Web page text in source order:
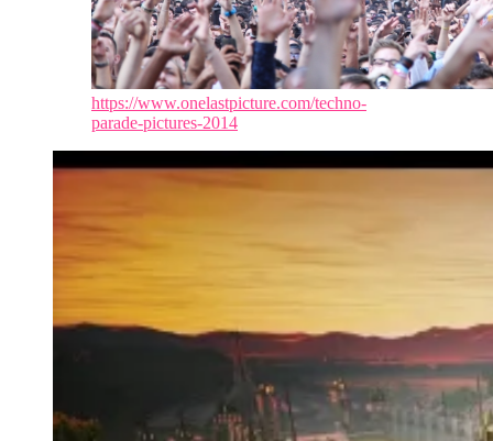
https://www.onelastpicture.com/techno-
parade-pictures-2014